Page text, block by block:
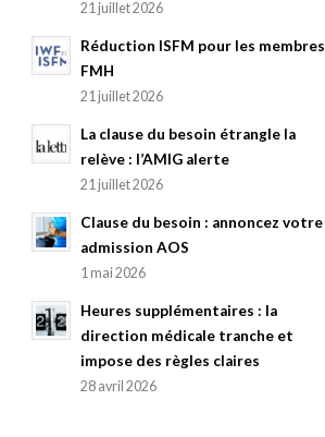
21 juillet 2026
Réduction ISFM pour les membres
FMH
21 juillet 2026
La clause du besoin étrangle la
relève : l’AMIG alerte
21 juillet 2026
Clause du besoin : annoncez votre
admission AOS
1 mai 2026
Heures supplémentaires : la
direction médicale tranche et
impose des règles claires
28 avril 2026